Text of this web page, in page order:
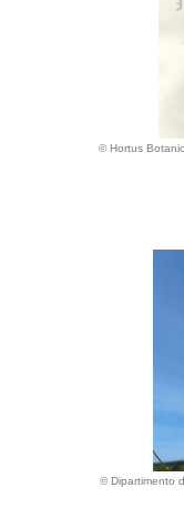
© Hortus
© Dipartimento